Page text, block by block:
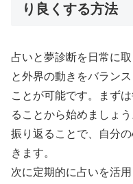
り良くする方法
占いと夢診断を日常に
と外界の動きをバラン
ことが可能です。まず
ることから始めましょ
振り返ることで、自分
きます。
次に定期的に占いを活